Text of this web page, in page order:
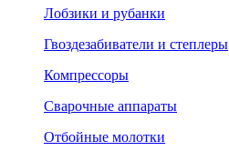
Лобзики и рубанки
Гвоздезабиватели и степлеры
Компрессоры
Сварочные аппараты
Отбойные молотки